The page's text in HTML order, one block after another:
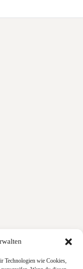
Technologien wie Cookies,